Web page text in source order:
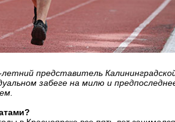
представитель
забеге на милю и